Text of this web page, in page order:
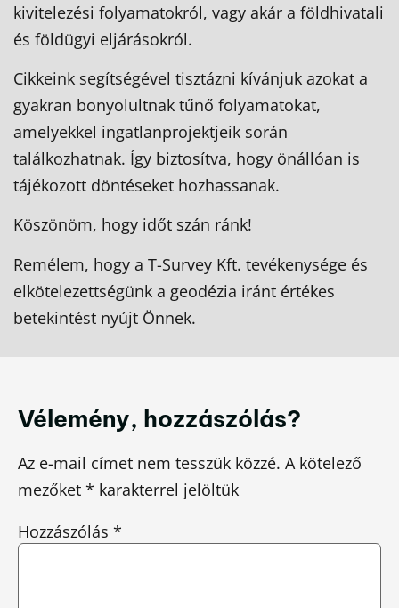
kivitelezési folyamatokról, vagy akár a földhivatali
és földügyi eljárásokról.
Cikkeink segítségével tisztázni kívánjuk azokat a
gyakran bonyolultnak tűnő folyamatokat,
amelyekkel ingatlanprojektjeik során
találkozhatnak. Így biztosítva, hogy önállóan is
tájékozott döntéseket hozhassanak.
Köszönöm, hogy időt szán ránk!
Remélem, hogy a T-Survey Kft. tevékenysége és
elkötelezettségünk a geodézia iránt értékes
betekintést nyújt Önnek.
Vélemény, hozzászólás?
Az e-mail címet nem tesszük közzé. A kötelező
mezőket * karakterrel jelöltük
Hozzászólás *